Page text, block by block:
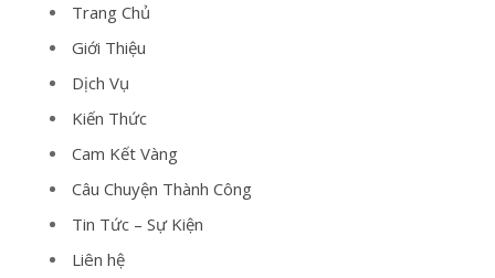
Trang Chủ
Giới Thiệu
Dịch Vụ
Kiến Thức
Cam Kết Vàng
Câu Chuyện Thành Công
Tin Tức – Sự Kiện
Liên hệ